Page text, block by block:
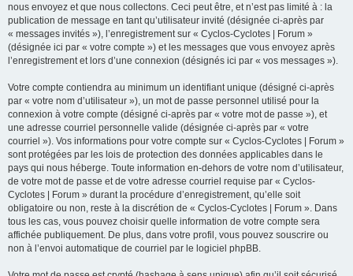
nous envoyez et que nous collectons. Ceci peut être, et n’est pas limité à : la
publication de message en tant qu’utilisateur invité (désignée ci-après par
« messages invités »), l’enregistrement sur « Cyclos-Cyclotes | Forum »
(désignée ici par « votre compte ») et les messages que vous envoyez après
l’enregistrement et lors d’une connexion (désignés ici par « vos messages »).
Votre compte contiendra au minimum un identifiant unique (désigné ci-après
par « votre nom d’utilisateur »), un mot de passe personnel utilisé pour la
connexion à votre compte (désigné ci-après par « votre mot de passe »), et
une adresse courriel personnelle valide (désignée ci-après par « votre
courriel »). Vos informations pour votre compte sur « Cyclos-Cyclotes | Forum »
sont protégées par les lois de protection des données applicables dans le
pays qui nous héberge. Toute information en-dehors de votre nom d’utilisateur,
de votre mot de passe et de votre adresse courriel requise par « Cyclos-
Cyclotes | Forum » durant la procédure d’enregistrement, qu’elle soit
obligatoire ou non, reste à la discrétion de « Cyclos-Cyclotes | Forum ». Dans
tous les cas, vous pouvez choisir quelle information de votre compte sera
affichée publiquement. De plus, dans votre profil, vous pouvez souscrire ou
non à l’envoi automatique de courriel par le logiciel phpBB.